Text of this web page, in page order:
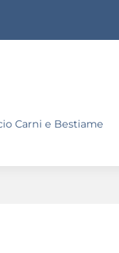
Carni e Bestiame